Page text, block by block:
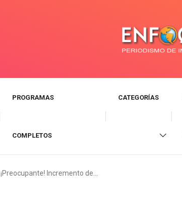
PROGRAMAS
COMPLETOS
CATEGORÍAS
¡Preocupante! Incremento de…